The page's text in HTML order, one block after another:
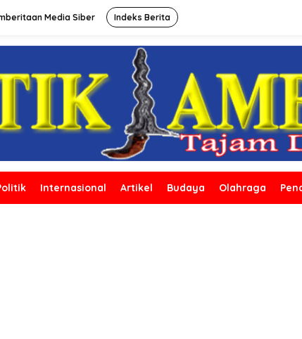
Media Siber Indeks Berita
Internasional Artikel Budaya Olahraga